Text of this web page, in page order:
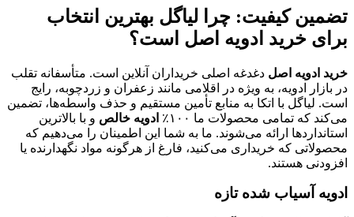
تضمین کیفیت: چرا لیاگل بهترین انتخاب
برای خرید ادویه اصل است؟
خرید ادویه اصل دغدغه اصلی خریداران آنلاین است. متأسفانه تقلب
در بازار ادویه، به ویژه در اقلامی مانند زعفران و زردچوبه، رایج
است. لیاگل با اتکا به منابع تأمین مستقیم و حذف واسطه‌ها، تضمین
می‌کند که تمامی محصولات ما ۱۰۰٪
ادویه خالص و با بالاترین
استانداردها ارائه می‌شوند. ما به شما این اطمینان را می‌دهیم که
محصولاتی که خریداری می‌کنید، فارغ از هرگونه مواد نگهدارنده یا
افزودنی هستند.
ادویه آسیاب شده تازه